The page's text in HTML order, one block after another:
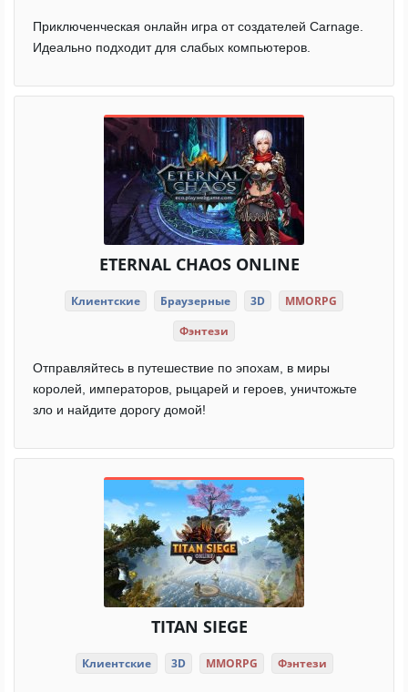
Приключенческая онлайн игра от создателей Carnage.
Идеально подходит для слабых компьютеров.
ETERNAL CHAOS ONLINE
Клиентские Браузерные 3D
MMORPG
Фэнтези
Отправляйтесь в путешествие по эпохам, в миры
королей, императоров, рыцарей и героев, уничтожьте
зло и найдите дорогу домой!
TITAN SIEGE
Клиентские 3D MMORPG Фэнтези